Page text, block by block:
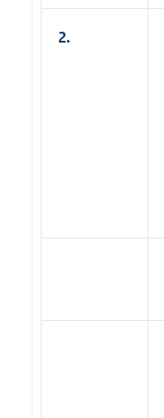
2.